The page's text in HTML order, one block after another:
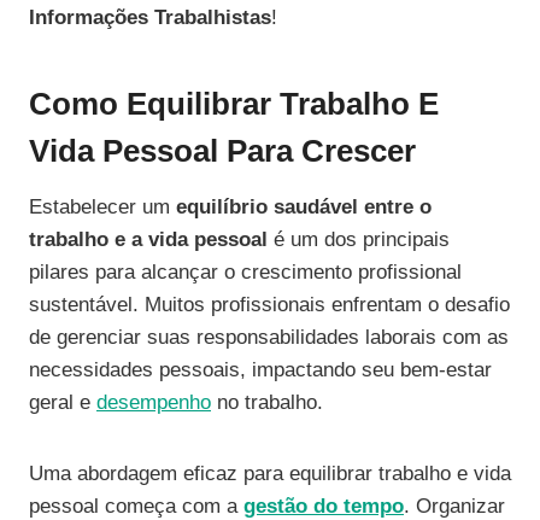
Informações Trabalhistas!
Como Equilibrar Trabalho E
Vida Pessoal Para Crescer
Estabelecer um equilíbrio saudável entre o
trabalho e a vida pessoal é um dos principais
pilares para alcançar o crescimento profissional
sustentável. Muitos profissionais enfrentam o desafio
de gerenciar suas responsabilidades laborais com as
necessidades pessoais, impactando seu bem-estar
geral e desempenho no trabalho.
Uma abordagem eficaz para equilibrar trabalho e vida
pessoal começa com a gestão do tempo. Organizar